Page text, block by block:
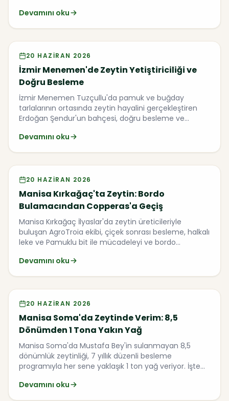
Devamını oku
Video
20 HAZIRAN 2026
İzmir Menemen'de Zeytin Yetiştiriciliği ve
Doğru Besleme
İzmir Menemen Tuzçullu'da pamuk ve buğday
tarlalarının ortasında zeytin hayalini gerçekleştiren
Erdoğan Şendur'un bahçesi, doğru besleme ve
gübreleme, iklim stresi ve mücadele bu yazıda.
Devamını oku
Video
20 HAZIRAN 2026
Manisa Kırkağaç'ta Zeytin: Bordo
Bulamacından Copperas'a Geçiş
Manisa Kırkağaç İlyaslar'da zeytin üreticileriyle
buluşan AgroTroia ekibi, çiçek sonrası besleme, halkalı
leke ve Pamuklu bit ile mücadeleyi ve bordo
gözlemleriyle anlatıyor.
Devamını oku
Video
20 HAZIRAN 2026
Manisa Soma'da Zeytinde Verim: 8,5
Dönümden 1 Tona Yakın Yağ
Manisa Soma'da Mustafa Bey'in sulanmayan 8,5
dönümlük zeytinliği, 7 yıllık düzenli besleme
programıyla her sene yaklaşık 1 ton yağ veriyor. İşte
Devamını oku